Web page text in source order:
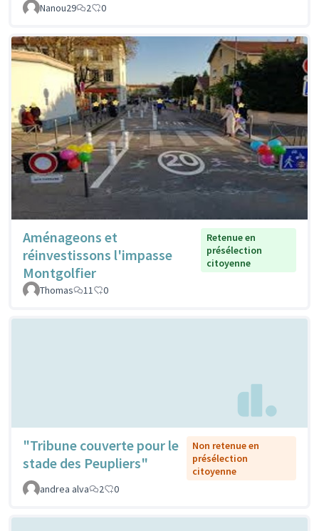
Nanou29 2 0
Aménageons et
réinvestissons l'impasse
Montgolfier
Retenue en
présélection
citoyenne
Thomas 11 0
"Tribune couverte pour le
stade des Peupliers"
Non retenue en
présélection
citoyenne
andrea alva
2 0